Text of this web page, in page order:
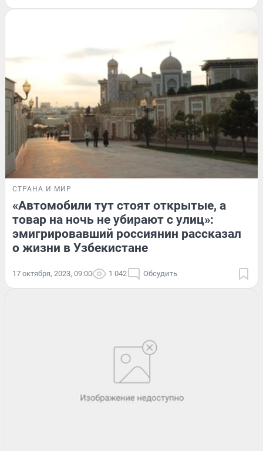
СТРАНА И МИР
«Автомобили тут стоят открытые, а
товар на ночь не убирают с улиц»:
эмигрировавший россиянин рассказал
о жизни в Узбекистане
17 октября, 2023, 09:00 1 042 Обсудить